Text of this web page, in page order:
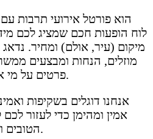
לוח הופעות חכם שמציג לכם
מיקום (עיר, אולם) ומחיר.
מוזלים, הנחות ומבצעים
פרטים על מי.
אנחנו דוגלים בשקיפות
אמין ומהימן כדי לעזור
הטובים והמומלצים ביותר בישראל.